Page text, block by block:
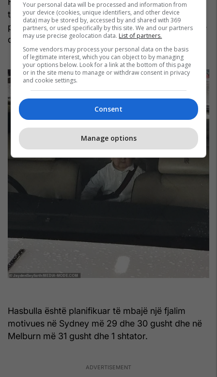
të vizitojë monumentet e famshme, duke
përfshirë plazhin Bondi, kur ai nuk është në skenë
duke mbajtur fjalime.
Hasbulla është planifikuar të mbajë një fjalim
motivues në Sydney më 29 dhe 30 gusht dhe në
Melburn më 31 gusht dhe 1 shtator.
Your personal data will be processed and information from
your device (cookies, unique identifiers, and other device
data) may be stored by, accessed by and shared with 369
partners, or used specifically by this site. We and our partners
may use precise geolocation data. List of partners.
Some vendors may process your personal data on the basis
of legitimate interest, which you can object to by managing
your options below. Look for a link at the bottom of this page
or in the site menu to manage or withdraw consent in privacy
and cookie settings.
Consent
Manage options